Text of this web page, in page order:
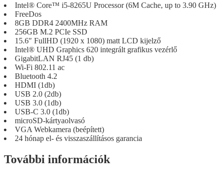
Intel® Core™ i5-8265U Processor (6M Cache, up to 3.90 GHz)
FreeDos
8GB DDR4 2400MHz RAM
256GB M.2 PCIe SSD
15.6″ FullHD (1920 x 1080) matt LCD kijelző
Intel® UHD Graphics 620 integrált grafikus vezérlő
GigabitLAN RJ45 (1 db)
Wi-Fi 802.11 ac
Bluetooth 4.2
HDMI (1db)
USB 2.0 (2db)
USB 3.0 (1db)
USB-C 3.0 (1db)
microSD-kártyaolvasó
VGA Webkamera (beépített)
24 hónap el- és visszaszállításos garancia
További információk